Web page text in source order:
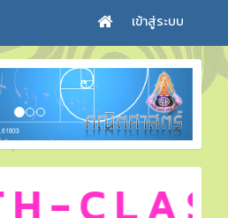
เข้าสู่ระบบ